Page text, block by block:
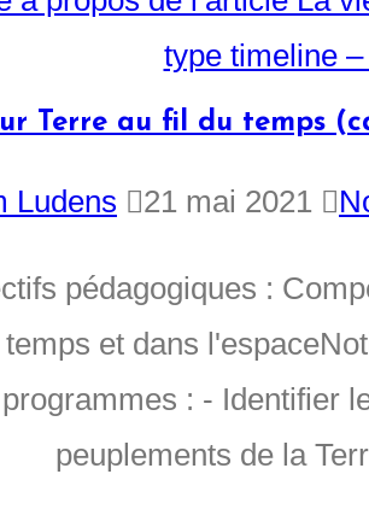
Terre au fil du temps
Ludens 21 mai 2021
pédagogiques :
temps et dans
programmes : - Identifier
peuplements de la